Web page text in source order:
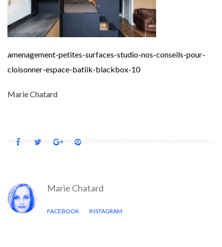
amenagement-petites-surfaces-studio-nos-conseils-pour-
cloisonner-espace-batiik-blackbox-10
Marie Chatard
Marie Chatard
FACEBOOK INSTAGRAM